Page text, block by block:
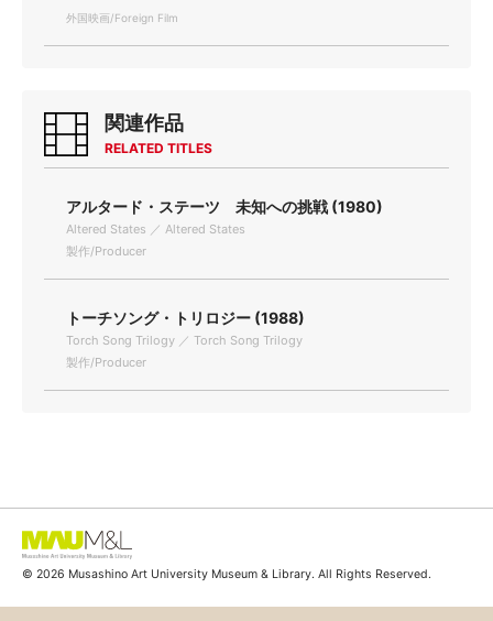
外国映画/Foreign Film
関連作品
RELATED TITLES
アルタード・ステーツ 未知への挑戦 (1980)
Altered States ／ Altered States
製作/Producer
トーチソング・トリロジー (1988)
Torch Song Trilogy ／ Torch Song Trilogy
製作/Producer
© 2026 Musashino Art University Museum & Library. All Rights Reserved.